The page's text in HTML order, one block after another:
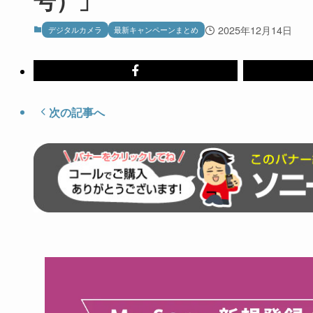
デジタルカメラ 最新キャンペーンまとめ 2025年12月14日
次の記事へ